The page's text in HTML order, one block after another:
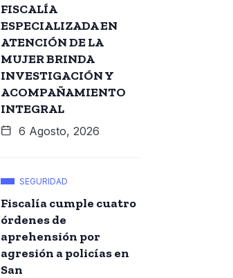
FISCALÍA
ESPECIALIZADA EN
ATENCIÓN DE LA
MUJER BRINDA
INVESTIGACIÓN Y
ACOMPAÑAMIENTO
INTEGRAL
6 Agosto, 2026
SEGURIDAD
Fiscalía cumple cuatro
órdenes de
aprehensión por
agresión a policías en
San